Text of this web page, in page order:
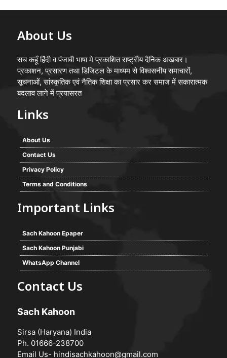
About Us
सच कहूँ हिंदी व पंजाबी भाषा मे प्रकाशित राष्ट्रीय दैनिक अख़बार।
प्रकाशन, प्रसारण तथा डिजिटल के माध्यम से विश्वसनीय समाचारों,
सूचनाओं, सांस्कृतिक एवं नैतिक शिक्षा का प्रसार कर समाज में सकारात्मक
बदलाव लाने में प्रयासरत
Links
About Us
Contact Us
Privacy Policy
Terms and Conditions
Important Links
Sach Kahoon Epaper
Sach Kahoon Punjabi
WhatsApp Channel
Contact Us
Sach Kahoon
Sirsa (Haryana) India
Ph. 01666-238700
Email Us- hindisachkahoon@gmail.com